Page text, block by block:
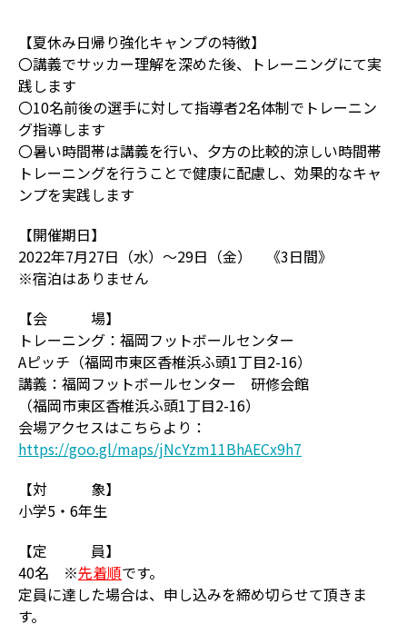
【夏休み日帰り強化キャンプの特徴】
〇講義でサッカー理解を深めた後、トレーニングにて実
践します
〇10名前後の選手に対して指導者2名体制でトレーニン
グ指導します
〇暑い時間帯は講義を行い、夕方の比較的涼しい時間帯
トレーニングを行うことで健康に配慮し、効果的なキャ
ンプを実践します
【開催期日】
2022年7月27日（水）～29日（金） 《3日間》
※宿泊はありません
【会 場】
トレーニング：福岡フットボールセンター
Aピッチ（福岡市東区香椎浜ふ頭1丁目2-16）
講義：福岡フットボールセンター 研修会館
（福岡市東区香椎浜ふ頭1丁目2-16）
会場アクセスはこちらより：
https://goo.gl/maps/jNcYzm11BhAECx9h7
【対 象】
小学5・6年生
【定 員】
40名 ※先着順です。
定員に達した場合は、申し込みを締め切らせて頂きま
す。